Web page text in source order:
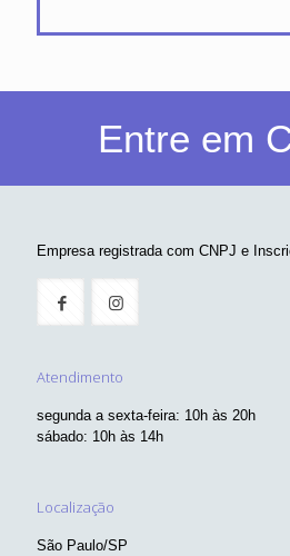
Entre em
Empresa registrada com CNPJ e
Atendimento
segunda a sexta-feira: 10h às 20h
sábado: 10h às 14h
Localização
São Paulo/SP